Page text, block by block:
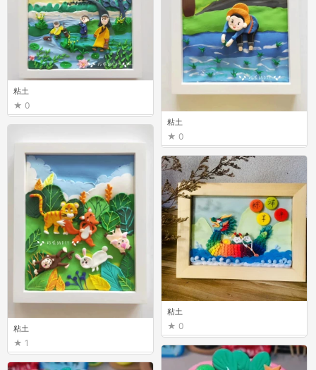
粘土
0
粘土
0
粘土
1
粘土
0